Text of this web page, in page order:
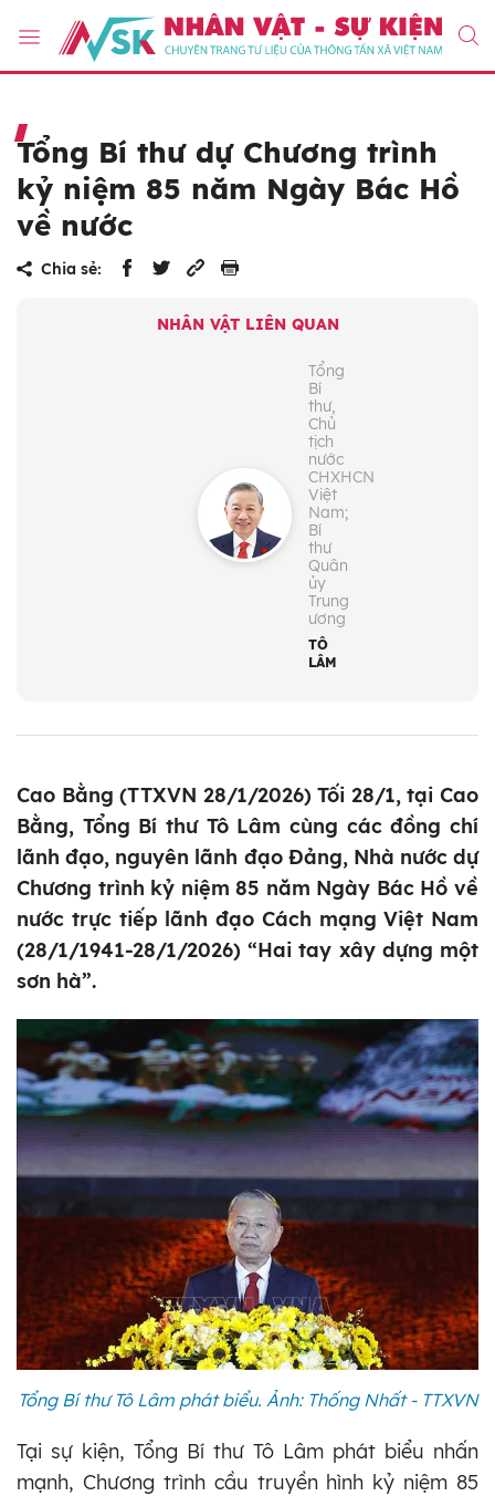
Tổng Bí thư dự Chương trình
kỷ niệm 85 năm Ngày Bác Hồ
về nước
Chia sẻ:
NHÂN VẬT LIÊN QUAN
Tổng
Bí
thư,
Chủ
tịch
nước
CHXHCN
Việt
Nam;
Bí
thư
Quân
ủy
Trung
ương
TÔ
LÂM
Cao Bằng (TTXVN 28/1/2026) Tối 28/1, tại Cao
Bằng, Tổng Bí thư Tô Lâm cùng các đồng chí
lãnh đạo, nguyên lãnh đạo Đảng, Nhà nước dự
Chương trình kỷ niệm 85 năm Ngày Bác Hồ về
nước trực tiếp lãnh đạo Cách mạng Việt Nam
(28/1/1941-28/1/2026) “Hai tay xây dựng một
sơn hà”.
Tổng Bí thư Tô Lâm phát biểu. Ảnh: Thống Nhất - TTXVN
Tại sự kiện, Tổng Bí thư Tô Lâm phát biểu nhấn
mạnh, Chương trình cầu truyền hình kỷ niệm 85